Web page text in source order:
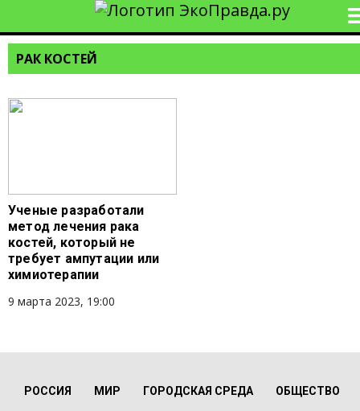
РАК КОСТЕЙ
Ученые разработали
метод лечения рака
костей, который не
требует ампутации или
химиотерапии
9 марта 2023, 19:00
РОССИЯ МИР ГОРОДСКАЯ СРЕДА ОБЩЕСТВО